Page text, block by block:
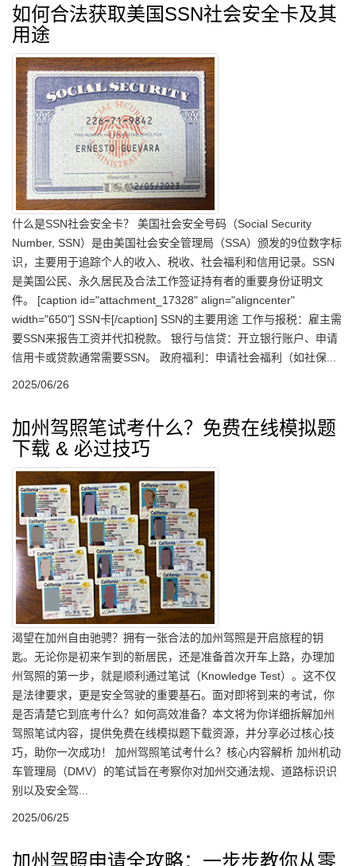
如何合法获取美国SSN社会安全卡及其
用途
什么是SSN社会安全卡？ 美国社会安全号码（Social Security
Number, SSN）是由美国社会安全管理局（SSA）颁发的9位数字标
识，主要用于追踪个人的收入、税收、社会福利和信用记录。SSN
是美国公民、永久居民及合法工作签证持有者的重要身份证明文
件。 [caption id="attachment_17328" align="aligncenter"
width="650"] SSN卡[/caption] SSN的主要用途 工作与报税：雇主需
要SSN来报告工资并代扣税款。 银行与信贷：开立银行账户、申请
信用卡或贷款通常需要SSN。 政府福利：申请社会福利（如社保...
2025/06/26
加州驾照笔试考什么？免费在线模拟题
下载 & 必过技巧
渴望在加州自由驰骋？拥有一张合法的加州驾照是开启旅程的钥
匙。无论你是初来乍到的新居民，还是准备首次开车上路，办理加
州驾照的第一步，就是顺利通过笔试（Knowledge Test）。这不仅
是法律要求，更是安全驾驶的重要基石。面对即将到来的考试，你
是否清楚它到底考什么？如何高效准备？本文将为你详细拆解加州
驾照笔试内容，提供免费在线模拟题下载资源，并分享必过核心技
巧，助你一次成功！ 加州驾照笔试考什么？核心内容解析 加州机动
车管理局（DMV）的笔试旨在考察你对加州交通法规、道路标识识
别以及安全驾...
2025/06/25
加州驾照申请全攻略：一步步教你从零